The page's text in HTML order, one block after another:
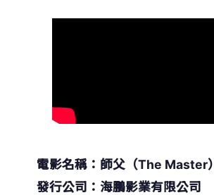
電影名稱：師父（The Master）
發行公司：海鵬影業有限公司